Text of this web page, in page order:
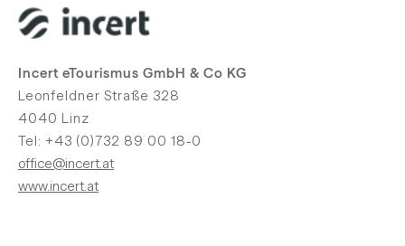
Incert eTourismus GmbH & Co KG
Leonfeldner Straße 328
4040 Linz
Tel: +43 (0)732 89 00 18-0
office@incert.at
www.incert.at